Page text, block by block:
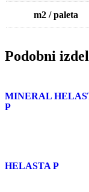
m2 / paleta
Podobni
MINERAL
P
HELASTA P